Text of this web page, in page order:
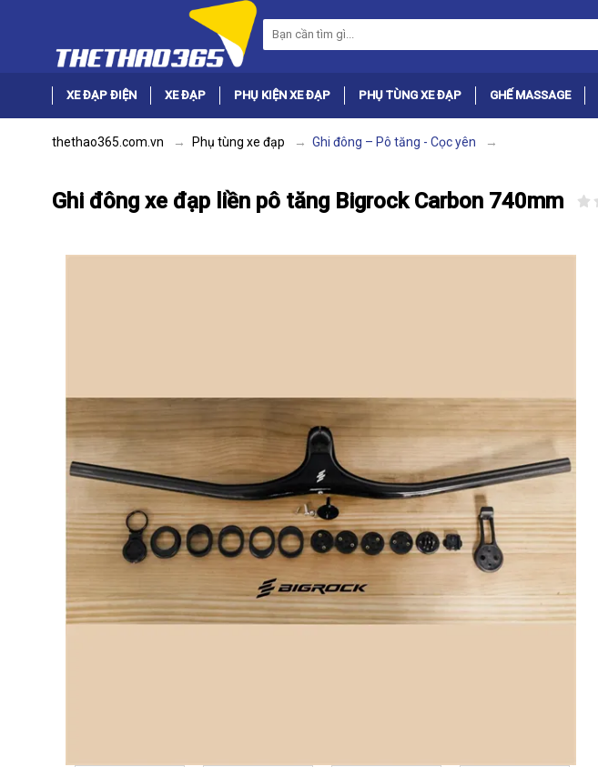
XE ĐẠP ĐIỆN XE ĐẠP PHỤ KIỆN XE ĐẠP PHỤ TÙNG XE ĐẠP GHẾ MASSAGE
thethao365.com.vn Phụ tùng xe đạp Ghi đông – Pô tăng - Cọc yên
Ghi đông xe đạp liền pô tăng Bigrock Carbon 740mm